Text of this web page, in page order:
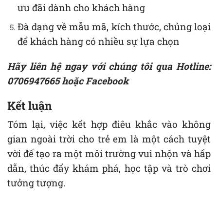
ưu đãi dành cho khách hàng
Đà dạng về mẫu mã, kích thước, chủng loại
để khách hàng có nhiều sự lựa chọn
Hãy liên hệ ngay với chúng tôi qua Hotline:
0706947665 hoặcFacebook
Kết luận
Tóm lại, việc kết hợp điêu khắc vào không
gian ngoài trời cho trẻ em là một cách tuyệt
vời để tạo ra một môi trường vui nhộn và hấp
dẫn, thúc đẩy khám phá, học tập và trò chơi
tưởng tượng.